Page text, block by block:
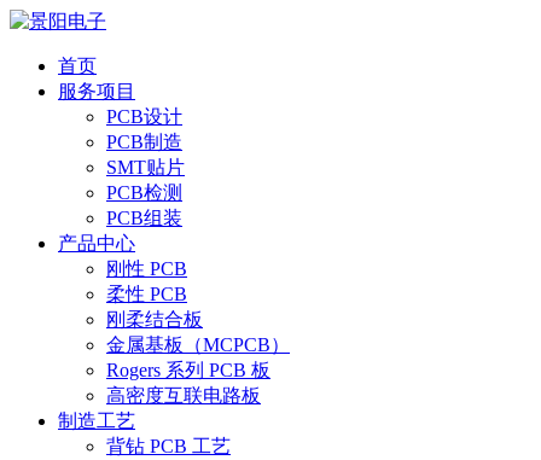
首页
服务项目
PCB设计
PCB制造
SMT贴片
PCB检测
PCB组装
产品中心
刚性 PCB
柔性 PCB
刚柔结合板
金属基板（MCPCB）
Rogers 系列 PCB 板
高密度互联电路板
制造工艺
背钻 PCB 工艺